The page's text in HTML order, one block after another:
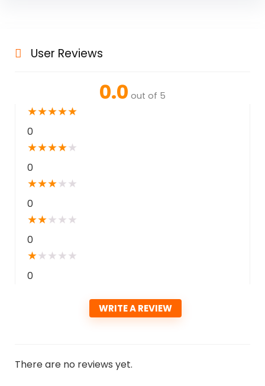
User Reviews
0.0 out of 5
★★★★★
0
★★★★★
0
★★★★ ★
0
★★★ ★ ★
0
★★ ★ ★ ★
0
WRITE A REVIEW
There are no reviews yet.